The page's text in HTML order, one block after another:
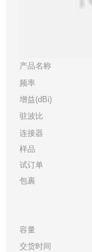
产品名称
频率
增益(dBi)
驻波比
连接器
样品
试订单
包裹
容量
交货时间